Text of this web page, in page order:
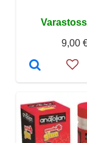
9,00